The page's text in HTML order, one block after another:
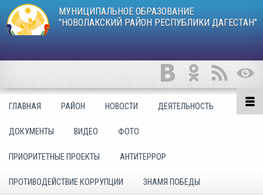
МУНИЦИПАЛЬНОЕ ОБРАЗОВАНИЕ
"НОВОЛАКСКИЙ РАЙОН РЕСПУБЛИКИ ДАГЕСТАН"
ГЛАВНАЯ РАЙОН НОВОСТИ ДЕЯТЕЛЬНОСТЬ
ДОКУМЕНТЫ ВИДЕО ФОТО
ПРИОРИТЕТНЫЕ ПРОЕКТЫ АНТИТЕРРОР
ПРОТИВОДЕЙСТВИЕ КОРРУПЦИИ ЗНАМЯ ПОБЕДЫ